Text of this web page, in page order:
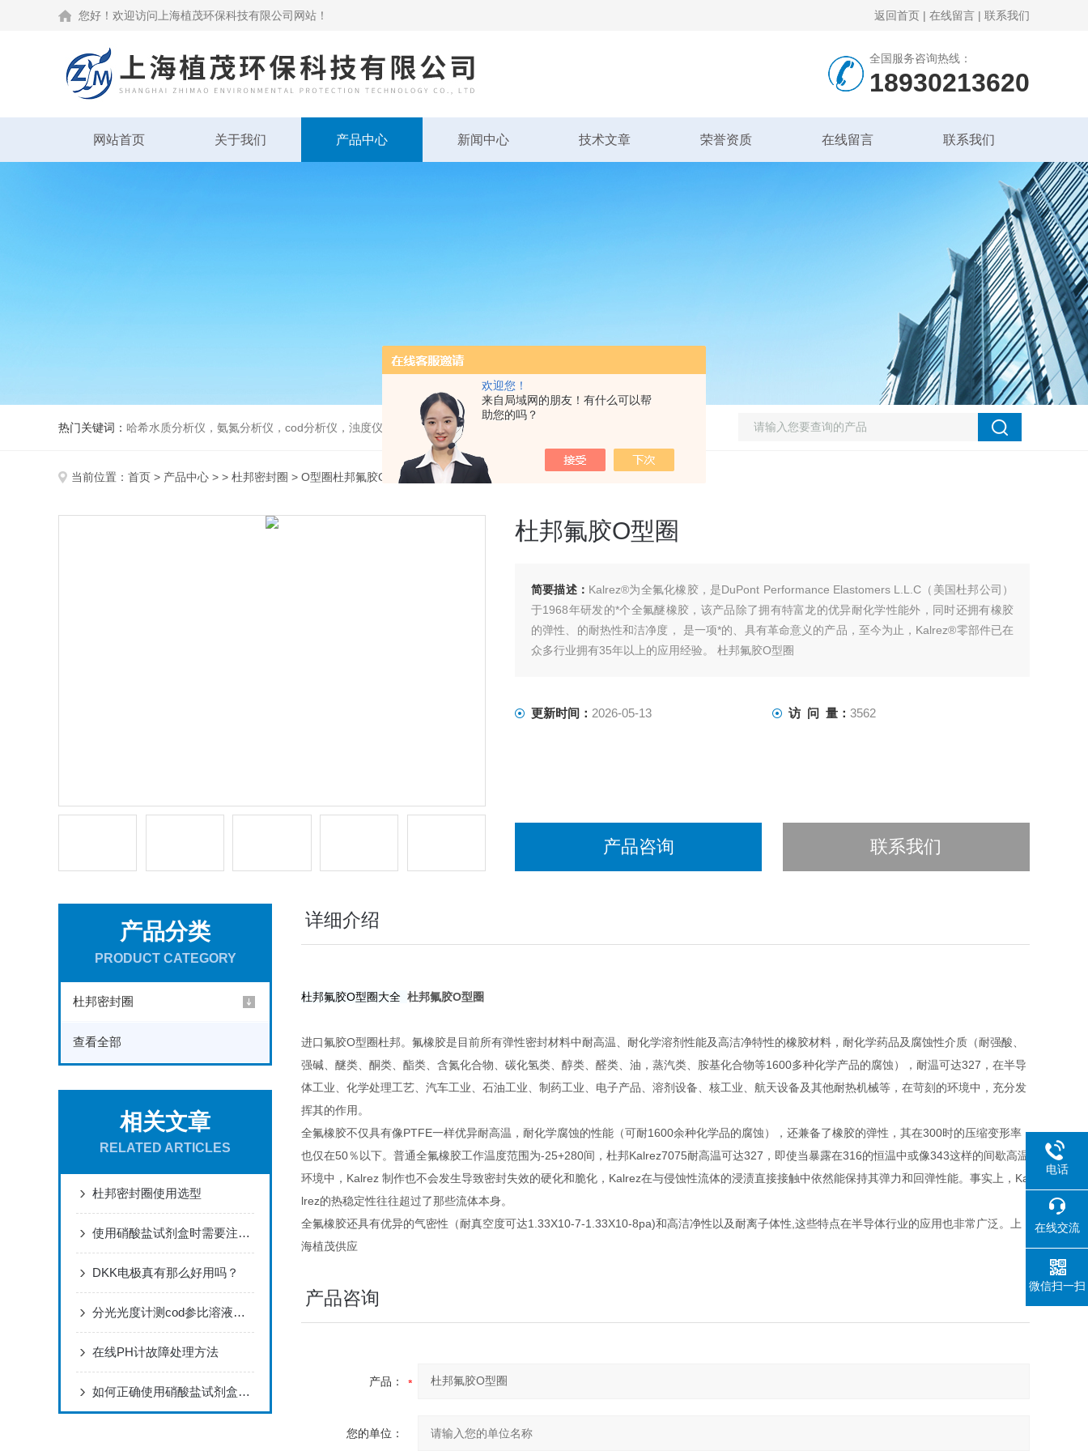
欢迎您！
来自局域网的朋友！有什么可以帮
助您的吗？
您好！欢迎访问上海植茂环保科技有限公司网站！ 返回首页 | 在线留言 | 联系我们
全国服务咨询热线：
18930213620
网站首页 关于我们 产品中心 新闻中心 技术文章 荣誉资质 在线留言 联系我们
热门关键词： 哈希水质分析仪，氨氮分析仪，cod分析仪，浊度仪，bod分析仪，溶解氧分析仪
当前位置： 首页 > 产品中心 > > 杜邦密封圈 > O型圈杜邦氟胶O型圈
杜邦氟胶O型圈
简要描述： Kalrez®为全氟化橡胶，是DuPont Performance Elastomers L.L.C（美国杜邦公司）
于1968年研发的*个全氟醚橡胶，该产品除了拥有特富龙的优异耐化学性能外，同时还拥有橡胶
的弹性、的耐热性和洁净度， 是一项*的、具有革命意义的产品，至今为止，Kalrez®零部件已在
众多行业拥有35年以上的应用经验。 杜邦氟胶O型圈
更新时间： 2026-05-13 访 问 量： 3562
产品咨询 联系我们
产品分类
PRODUCT CATEGORY
杜邦密封圈
查看全部
相关文章
RELATED ARTICLES
杜邦密封圈使用选型
使用硝酸盐试剂盒时需要注意哪些安全问题？
DKK电极真有那么好用吗？
分光光度计测cod参比溶液和溶荆的选择
在线PH计故障处理方法
如何正确使用硝酸盐试剂盒进行实验？
详细介绍
杜邦氟胶O型圈大全 杜邦氟胶O型圈
进口氟胶O型圈杜邦。氟橡胶是目前所有弹性密封材料中耐高温、耐化学溶剂性能及高洁净特性的橡胶材料，耐化学药品及腐蚀性介质（耐强酸、
强碱、醚类、酮类、酯类、含氮化合物、碳化氢类、醇类、醛类、油，蒸汽类、胺基化合物等1600多种化学产品的腐蚀），耐温可达327，在半导
体工业、化学处理工艺、汽车工业、石油工业、制药工业、电子产品、溶剂设备、核工业、航天设备及其他耐热机械等，在苛刻的环境中，充分发
挥其的作用。
全氟橡胶不仅具有像PTFE一样优异耐高温，耐化学腐蚀的性能（可耐1600余种化学品的腐蚀），还兼备了橡胶的弹性，其在300时的压缩变形率
也仅在50％以下。普通全氟橡胶工作温度范围为-25+280间，杜邦Kalrez7075耐高温可达327，即使当暴露在316的恒温中或像343这样的间歇高温
环境中，Kalrez 制作也不会发生导致密封失效的硬化和脆化，Kalrez在与侵蚀性流体的浸渍直接接触中依然能保持其弹力和回弹性能。事实上，Ka
lrez的热稳定性往往超过了那些流体本身。
全氟橡胶还具有优异的气密性（耐真空度可达1.33X10-7-1.33X10-8pa)和高洁净性以及耐离子体性,这些特点在半导体行业的应用也非常广泛。上
海植茂供应
产品咨询
产品：
您的单位：
电话
在线交流
微信扫一扫